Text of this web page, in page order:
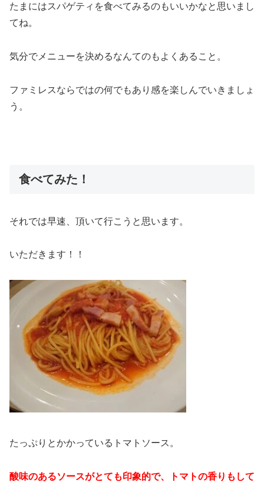
たまにはスパゲティを食べてみるのもいいかなと思いまし
てね。
気分でメニューを決めるなんてのもよくあること。
ファミレスならではの何でもあり感を楽しんでいきましょ
う。
食べてみた！
それでは早速、頂いて行こうと思います。
いただきます！！
たっぷりとかかっているトマトソース。
酸味のあるソースがとても印象的で、トマトの香りもして